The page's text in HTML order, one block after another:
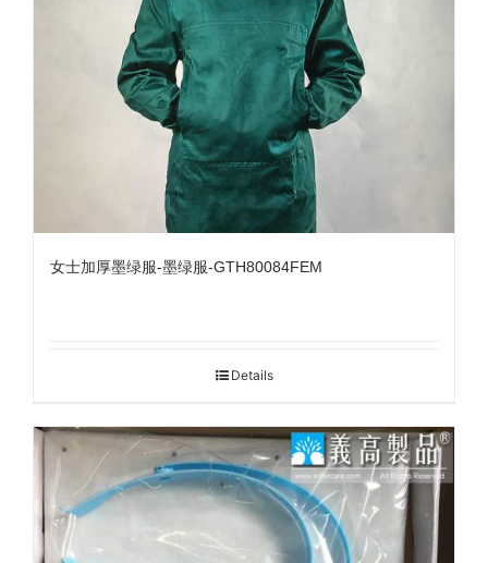
女士加厚墨绿服-墨绿服-GTH80084FEM
Details